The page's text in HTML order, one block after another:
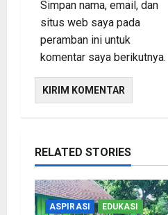
Simpan nama, email, dan
situs web saya pada
peramban ini untuk
komentar saya berikutnya.
RELATED STORIES
ASPIRASI
EDUKASI